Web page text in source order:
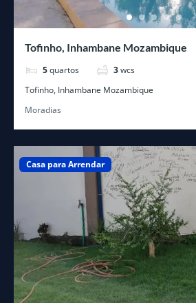
Tofinho, Inhambane Mozambique
5 quartos 3 wcs
Tofinho, Inhambane Mozambique
Moradias
Casa para Arrendar